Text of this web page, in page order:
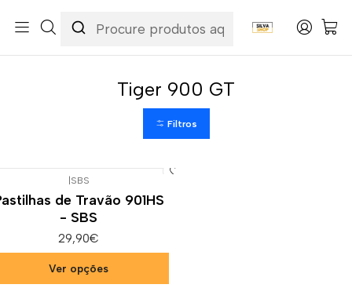
Suspensão & Travões
Pastilhas de Travão
Triumph
Tiger 900 GT
Tiger 900 GT
Filtros
|SBS
de Travão 901HS
- SBS
29,90€
Ver opções